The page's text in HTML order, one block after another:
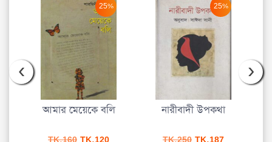
25%
আমার মেয়েকে বলি
TK.160 Original
TK.120Current
25%
নারীবাদী উপকথা
TK.250 Original
TK.187Current
‹ ›